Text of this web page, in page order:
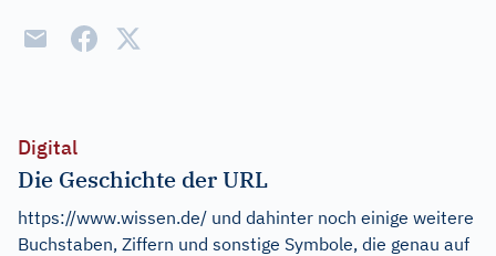
Digital
Die Geschichte der URL
https://www.wissen.de/ und dahinter noch einige weitere
Buchstaben, Ziffern und sonstige Symbole, die genau auf